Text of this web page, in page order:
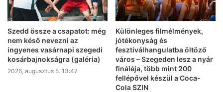
Szedd össze a csapatot: még
nem késő nevezni az
ingyenes vasárnapi szegedi
kosárbajnokságra (galéria)
2026, augusztus 5. 13:47
Különleges filmélmények,
jótékonyság és
fesztiválhangulatba öltöző
város – Szegeden lesz a nyár
fináléja, több mint 200
fellépővel készül a Coca-
Cola SZIN